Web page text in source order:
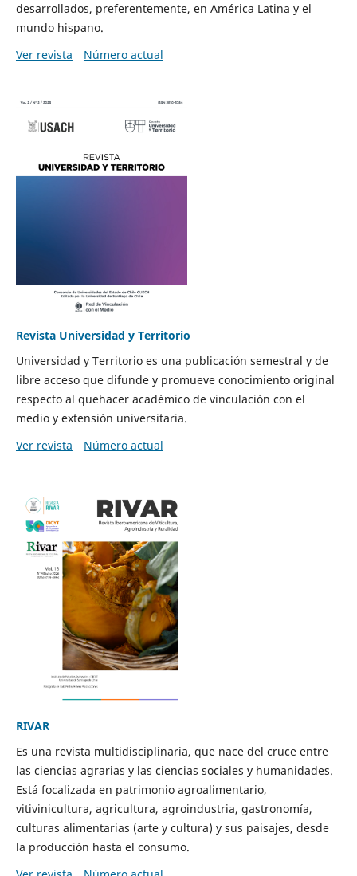
desarrollados, preferentemente, en América Latina y el
mundo hispano.
Ver revista
Número actual
Revista Universidad y Territorio
Universidad y Territorio es una publicación semestral y de
libre acceso que difunde y promueve conocimiento original
respecto al quehacer académico de vinculación con el
medio y extensión universitaria.
Ver revista
Número actual
RIVAR
Es una revista multidisciplinaria, que nace del cruce entre
las ciencias agrarias y las ciencias sociales y humanidades.
Está focalizada en patrimonio agroalimentario,
vitivinicultura, agricultura, agroindustria, gastronomía,
culturas alimentarias (arte y cultura) y sus paisajes, desde
la producción hasta el consumo.